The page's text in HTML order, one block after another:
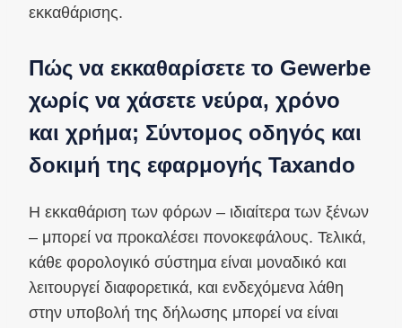
εκκαθάρισης.
Πώς να εκκαθαρίσετε το Gewerbe
χωρίς να χάσετε νεύρα, χρόνο
και χρήμα; Σύντομος οδηγός και
δοκιμή της εφαρμογής Taxando
Η εκκαθάριση των φόρων – ιδιαίτερα των ξένων
– μπορεί να προκαλέσει πονοκεφάλους. Τελικά,
κάθε φορολογικό σύστημα είναι μοναδικό και
λειτουργεί διαφορετικά, και ενδεχόμενα λάθη
στην υποβολή της δήλωσης μπορεί να είναι